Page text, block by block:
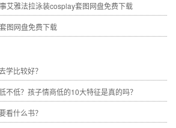
艾雅法拉泳装cosplay套图网盘免费下载
图网盘免费下载
学比较好？
不低？孩子情商低的10大特征是真的吗？
看什么书？